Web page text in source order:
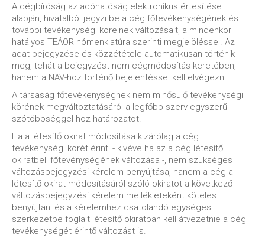
A cégbíróság az adóhatóság elektronikus értesítése
alapján, hivatalból jegyzi be a cég főtevékenységének és
további tevékenységi köreinek változásait, a mindenkor
hatályos TEÁOR nómenklatúra szerinti megjelöléssel. Az
adat bejegyzése és közzététele automatikusan történik
meg, tehát a bejegyzést nem cégmódosítás keretében,
hanem a NAV-hoz történő bejelentéssel kell elvégezni.
A társaság főtevékenységnek nem minősülő tevékenységi
körének megváltoztatásáról a legfőbb szerv egyszerű
szótöbbséggel hoz határozatot.
Ha a létesítő okirat módosítása kizárólag a cég
tevékenységi körét érinti - kivéve ha az a cég létesítő
okiratbeli főtevénységének változása -, nem szükséges
változásbejegyzési kérelem benyújtása, hanem a cég a
létesítő okirat módosításáról szóló okiratot a következő
változásbejegyzési kérelem mellékleteként köteles
benyújtani és a kérelemhez csatolandó egységes
szerkezetbe foglalt létesítő okiratban kell átvezetnie a cég
tevékenységét érintő változást is.